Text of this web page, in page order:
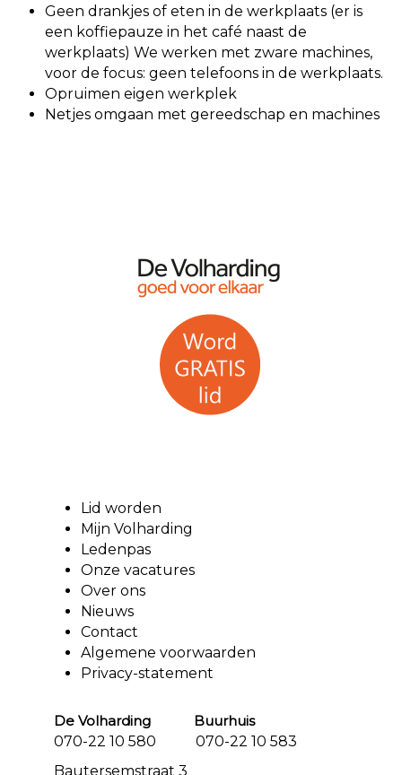
Geen drankjes of eten in de werkplaats (er is
een koffiepauze in het café naast de
werkplaats) We werken met zware machines,
voor de focus: geen telefoons in de werkplaats.
Opruimen eigen werkplek
Netjes omgaan met gereedschap en machines
Lid worden
Mijn Volharding
Ledenpas
Onze vacatures
Over ons
Nieuws
Contact
Algemene voorwaarden
Privacy-statement
De Volharding Buurhuis
070-22 10 580 070-22 10 583
Bautersemstraat 3